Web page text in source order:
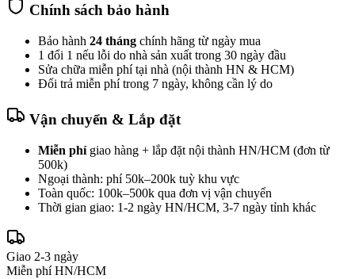
Chính sách bảo hành
Bảo hành 24 tháng chính hãng từ ngày mua
1 đổi 1 nếu lỗi do nhà sản xuất trong 30 ngày đầu
Sửa chữa miễn phí tại nhà (nội thành HN & HCM)
Đổi trả miễn phí trong 7 ngày, không cần lý do
Vận chuyển & Lắp đặt
Miễn phígiao hàng + lắp đặt nội thành HN/HCM (đơn từ
500k)
Ngoại thành: phí 50k–200k tuỳ khu vực
Toàn quốc: 100k–500k qua đơn vị vận chuyển
Thời gian giao: 1-2 ngày HN/HCM, 3-7 ngày tỉnh khác
Giao 2-3 ngày
Miễn phí HN/HCM